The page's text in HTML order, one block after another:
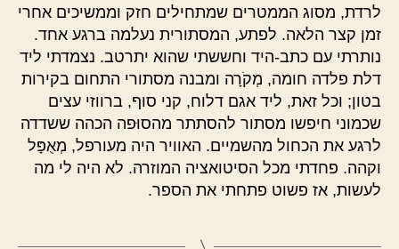
לרדת, מסוג הממטרים שמתחילים חזק וממשיכים אחרי
זמן קצר הלאה. לפתע, המסתורית נעלמה ברגע אחד.
נותרתי עם כתב-היד וחששתי שהוא יתרטב. נצמדתי ליד
דלת פלדה חומה, מְקֹרָה ומבנה מסתורי התחום בקירות
בטון; וכל זאת, ליד אגם דלוח, קני סוף, ברווזי עצים
שכמוני חיפשו מסתור להסתתר מהסוּפה הכהה ששדדה
לרגע את הכחול מהשמיים. האוויר היה מעורפל, מְאֻפָּל
וקהה. פחדתי מכל הסיטואציה המוזרה. לא היה לי מה
לעשות, אז פשוט פתחתי את הספר.